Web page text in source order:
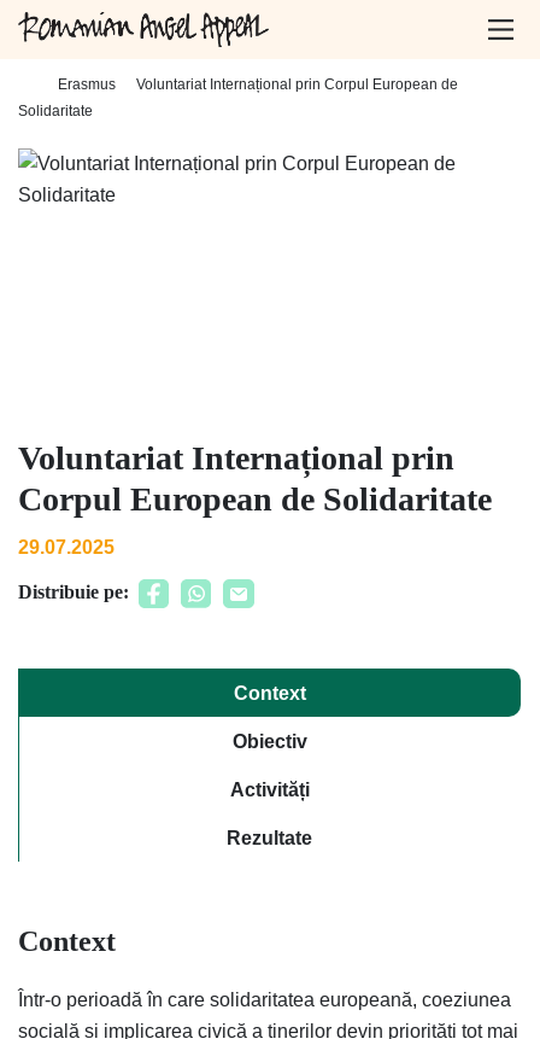
Erasmus
Voluntariat Internațional prin Corpul European de
Solidaritate
Voluntariat Internațional prin
Corpul European de Solidaritate
29.07.2025
Distribuie pe:
Context
Obiectiv
Activități
Rezultate
Context
Într-o perioadă în care solidaritatea europeană, coeziunea
socială și implicarea civică a tinerilor devin priorități tot mai